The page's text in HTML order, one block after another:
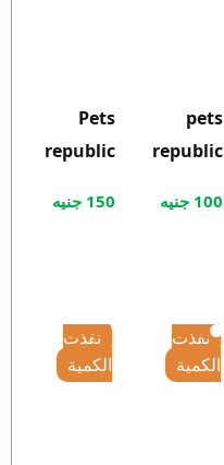
pets
republic
tick spray
100 جنيه
Pets
republic
remover
150 جنيه
نفذت
الكمية
نفذت
الكمية